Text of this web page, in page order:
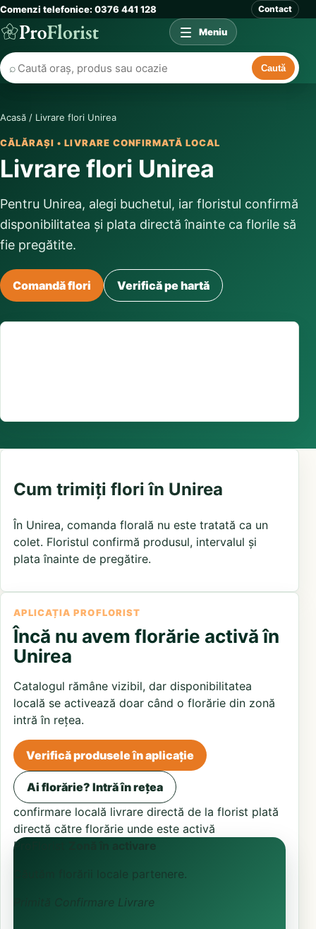
Comenzi telefonice: 0376 441 128 Contact
⌕ Caută
Meniu
Acasă / Livrare flori Unirea
CĂLĂRAȘI • LIVRARE CONFIRMATĂ LOCAL
Livrare flori Unirea
Pentru Unirea, alegi buchetul, iar floristul confirmă
disponibilitatea și plata directă înainte ca florile să
fie pregătite.
Comandă flori Verifică pe hartă
Cum trimiți flori în Unirea
În Unirea, comanda florală nu este tratată ca un
colet. Floristul confirmă produsul, intervalul și
plata înainte de pregătire.
APLICAȚIA PROFLORIST
Încă nu avem florărie activă în
Unirea
Catalogul rămâne vizibil, dar disponibilitatea
locală se activează doar când o florărie din zonă
intră în rețea.
Verifică produsele în aplicație
Ai florărie? Intră în rețea
confirmare locală livrare directă de la florist plată
directă către florărie unde este activă
ProFlorist
Zonă în activare
Căutăm florării locale partenere.
Confirmare Livrare